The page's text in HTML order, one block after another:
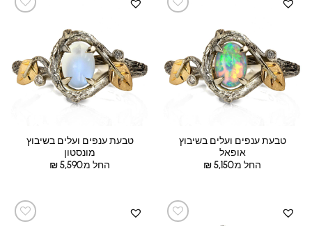
טבעת ענפים ועלים בשיבוץ
אופאל
החל מ:
₪5,150
טבעת ענפים ועלים בשיבוץ
מונסטון
החל מ:
₪5,590